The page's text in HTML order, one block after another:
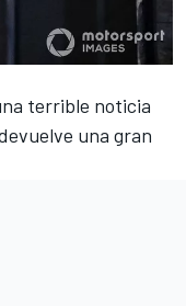
terrible noticia
una gran